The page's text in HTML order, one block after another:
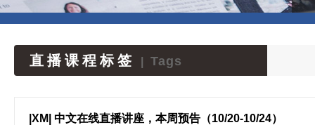
直播课程标签 Tags
|XM| 中文在线直播讲座，本周预告（10/20-10/24）